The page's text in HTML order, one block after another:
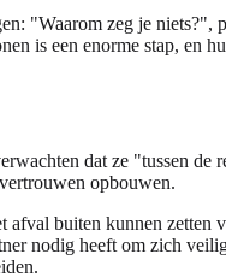
"Waarom zeg je
is een enorme stap, en
dat ze "tussen
opbouwen.
buiten kunnen
nodig heeft om zich